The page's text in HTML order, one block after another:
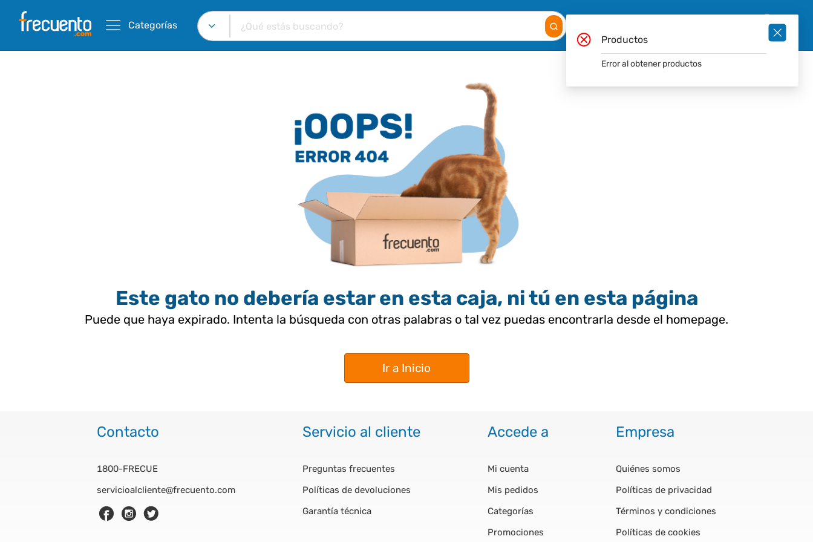
Categorías
Este gato no debería estar en esta caja, ni tú en esta página
Puede que haya expirado. Intenta la búsqueda con otras palabras o tal vez puedas encontrarla desde el homepage.
Ir a Inicio
Contacto
1800-FRECUE
servicioalcliente@frecuento.com
Servicio al cliente
Preguntas frecuentes
Políticas de devoluciones
Garantía técnica
Accede a
Mi cuenta
Mis pedidos
Categorías
Promociones
Empresa
Quiénes somos
Políticas de privacidad
Términos y condiciones
Políticas de cookies
Productos
Error al obtener productos